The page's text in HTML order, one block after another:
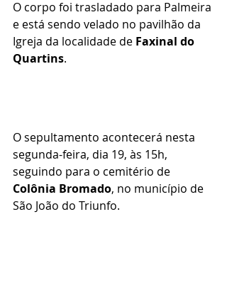
O corpo foi trasladado para Palmeira
e está sendo velado no pavilhão da
Igreja da localidade de Faxinal do
Quartins.
O sepultamento acontecerá nesta
segunda-feira, dia 19, às 15h,
seguindo para o cemitério de
Colônia Bromado, no município de
São João do Triunfo.